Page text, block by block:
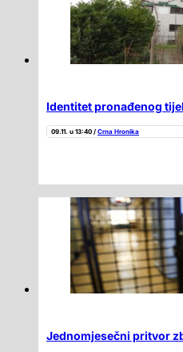
Identitet pronađenog
09.11. u 13:40 / Crna Hronika
Jednomjesečni pritvor